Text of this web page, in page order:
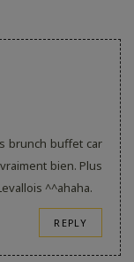
brunch buffet car
bien. Plus
^^ahaha.
REPLY